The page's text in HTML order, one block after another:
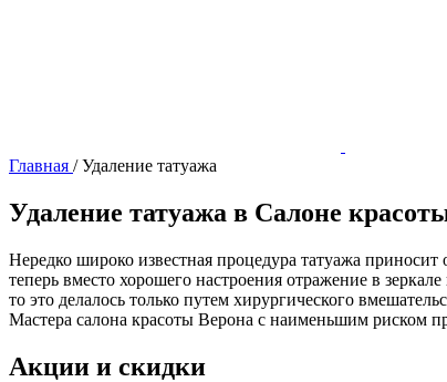
Главная /Удаление татуажа
Удаление татуажа в Салоне
Нередко широко известная процедура татуажа
теперь вместо хорошего настроения отражение в
то это делалось только путем хирургического
Мастера салона красоты Верона с наименьшим риском
Акции и скидки